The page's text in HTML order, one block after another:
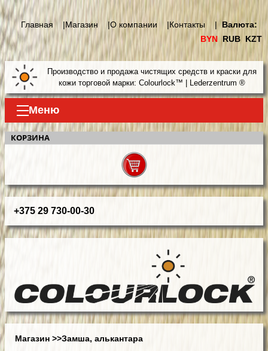
Главная |Магазин |О компании |Контакты |
Валюта:
BYN RUB KZT
Производство и продажа чистящих средств и краски для
кожи торговой марки: Colourlock™ | Lederzentrum ®
Меню
КОРЗИНА
+375 29 730-00-30
Магазин >>Замша, алькантара